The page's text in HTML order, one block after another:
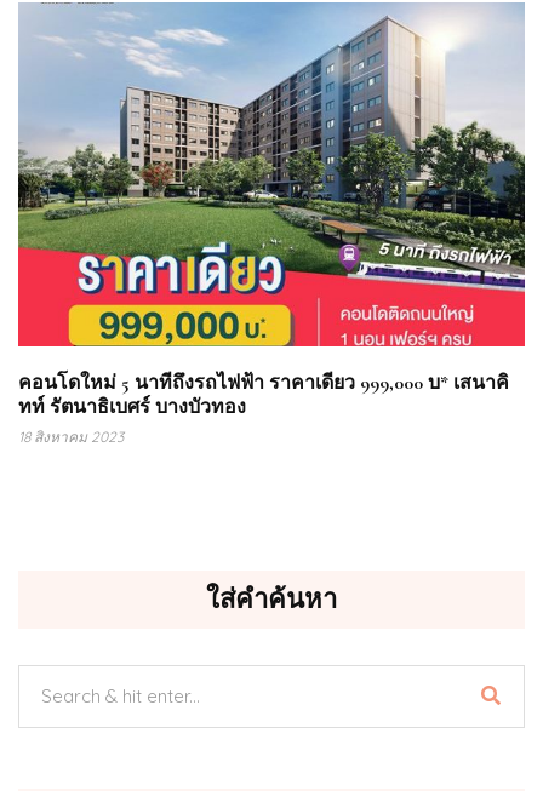
คอนโดใหม่ 5 นาทีถึงรถไฟฟ้า ราคาเดียว 999,000 บ* เสนาคิ
ทท์ รัตนาธิเบศร์ บางบัวทอง
18 สิงหาคม 2023
ใส่คำค้นหา